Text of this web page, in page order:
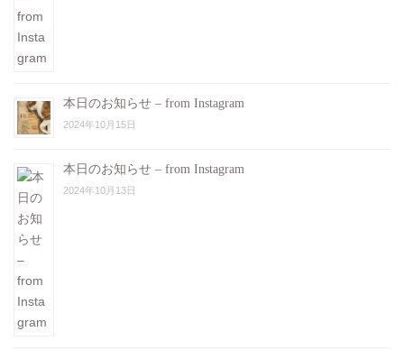
本日のお知らせ – from Instagram
2024年10月15日
本日のお知らせ – from Instagram
2024年10月13日